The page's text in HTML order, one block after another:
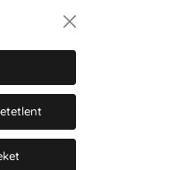
adatok